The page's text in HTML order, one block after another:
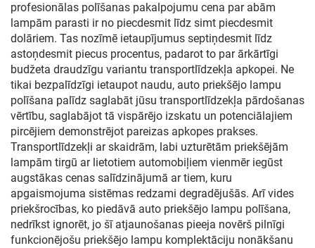
profesionālas polīšanas pakalpojumu cena par abām
lampām parasti ir no piecdesmit līdz simt piecdesmit
dolāriem. Tas nozīmē ietaupījumus septiņdesmit līdz
astoņdesmit piecus procentus, padarot to par ārkārtīgi
budžeta draudzīgu variantu transportlīdzekļa apkopei. Ne
tikai bezpalīdzīgi ietaupot naudu, auto priekšējo lampu
polīšana palīdz saglabāt jūsu transportlīdzekļa pārdošanas
vērtību, saglabājot tā vispārējo izskatu un potenciālajiem
pircējiem demonstrējot pareizas apkopes prakses.
Transportlīdzekļi ar skaidrām, labi uzturētām priekšējām
lampām tirgū ar lietotiem automobiļiem vienmēr iegūst
augstākas cenas salīdzinājumā ar tiem, kuru
apgaismojuma sistēmas redzami degradējušās. Arī vides
priekšrocības, ko piedāvā auto priekšējo lampu polīšana,
nedrīkst ignorēt, jo šī atjaunošanas pieeja novērš pilnīgi
funkcionējošu priekšējo lampu komplektāciju nonākšanu